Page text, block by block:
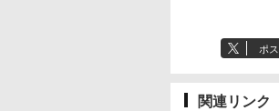
ポ
関連リンク